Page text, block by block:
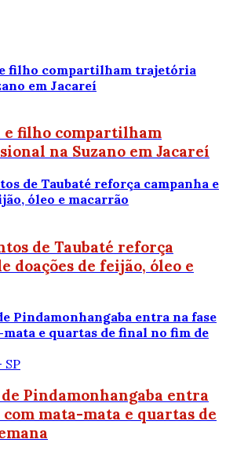
e filho compartilham
na Suzano em Jacareí
de Taubaté reforça
doações de feijão, óleo e
SP
Pindamonhangaba entra
mata-mata e quartas de